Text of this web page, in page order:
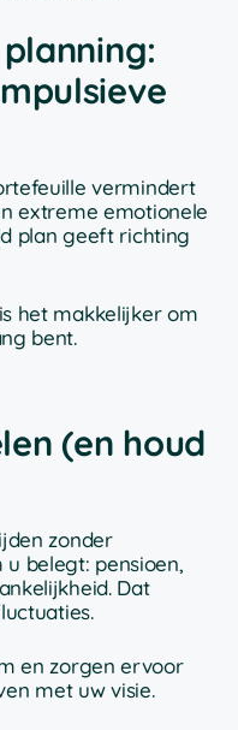
vermindert
extreme emotionele
plan geeft richting
het makkelijker om
bent.
(en houd
zonder
belegt: pensioen,
Dat
en zorgen ervoor
met uw visie.